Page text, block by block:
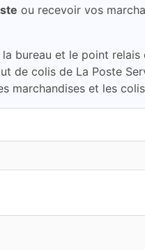
ou recevoir vos
bureau et le point relais
de colis de La Poste
marchandises et les